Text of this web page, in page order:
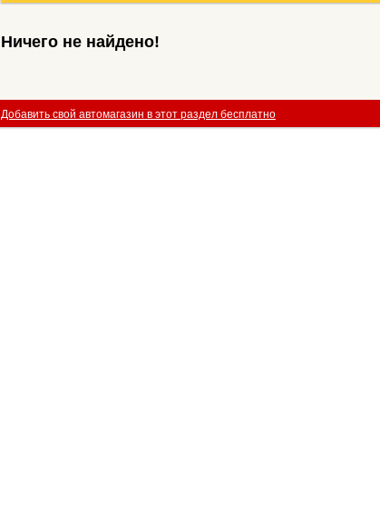
Ничего не найдено!
Добавить свой автомагазин в этот раздел бесплатно